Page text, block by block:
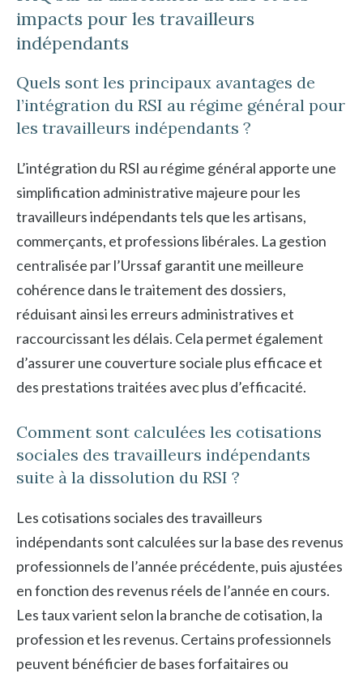
impacts pour les travailleurs
indépendants
Quels sont les principaux avantages de
l’intégration du RSI au régime général pour
les travailleurs indépendants ?
L’intégration du RSI au régime général apporte une
simplification administrative majeure pour les
travailleurs indépendants tels que les artisans,
commerçants, et professions libérales. La gestion
centralisée par l’Urssaf garantit une meilleure
cohérence dans le traitement des dossiers,
réduisant ainsi les erreurs administratives et
raccourcissant les délais. Cela permet également
d’assurer une couverture sociale plus efficace et
des prestations traitées avec plus d’efficacité.
Comment sont calculées les cotisations
sociales des travailleurs indépendants
suite à la dissolution du RSI ?
Les cotisations sociales des travailleurs
indépendants sont calculées sur la base des revenus
professionnels de l’année précédente, puis ajustées
en fonction des revenus réels de l’année en cours.
Les taux varient selon la branche de cotisation, la
profession et les revenus. Certains professionnels
peuvent bénéficier de bases forfaitaires ou